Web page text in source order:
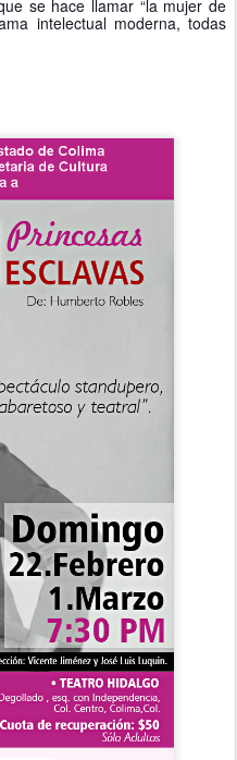
se hace llamar “la mujer de
intelectual moderna, todas